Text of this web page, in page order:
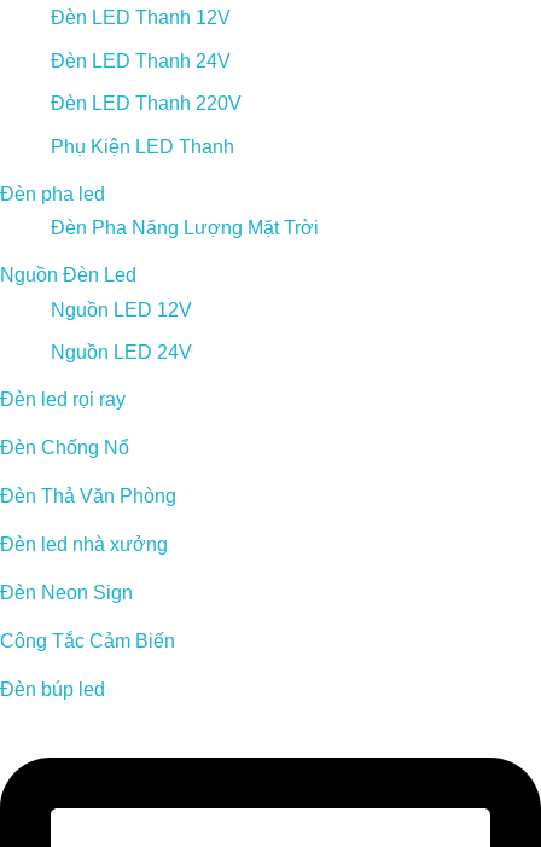
Đèn LED Thanh 12V
Đèn LED Thanh 24V
Đèn LED Thanh 220V
Phụ Kiện LED Thanh
Đèn pha led
Đèn Pha Năng Lượng Mặt Trời
Nguồn Đèn Led
Nguồn LED 12V
Nguồn LED 24V
Đèn led rọi ray
Đèn Chống Nổ
Đèn Thả Văn Phòng
Đèn led nhà xưởng
Đèn Neon Sign
Công Tắc Cảm Biến
Đèn búp led